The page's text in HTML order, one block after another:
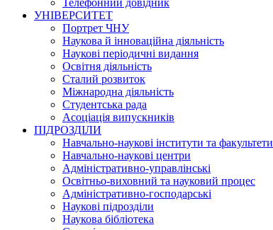
Телефонний довідник
УНІВЕРСИТЕТ
Портрет ЧНУ
Наукова й інноваційна діяльність
Наукові періодичні видання
Освітня діяльність
Сталий розвиток
Міжнародна діяльність
Студентська рада
Асоціація випускників
ПІДРОЗДІЛИ
Навчально-наукові інститути та факультети
Навчально-наукові центри
Адміністративно-управлінські
Освітньо-виховний та науковий процес
Адміністративно-господарські
Наукові підрозділи
Наукова бібліотека